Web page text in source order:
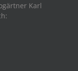
Karl